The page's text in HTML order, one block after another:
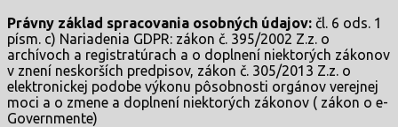
Právny základ spracovania osobných údajov: čl. 6 ods. 1
písm. c) Nariadenia GDPR: zákon č. 395/2002 Z.z. o
archívoch a registratúrach a o doplnení niektorých zákonov
v znení neskorších predpisov, zákon č. 305/2013 Z.z. o
elektronickej podobe výkonu pôsobnosti orgánov verejnej
moci a o zmene a doplnení niektorých zákonov ( zákon o e-
Governmente)